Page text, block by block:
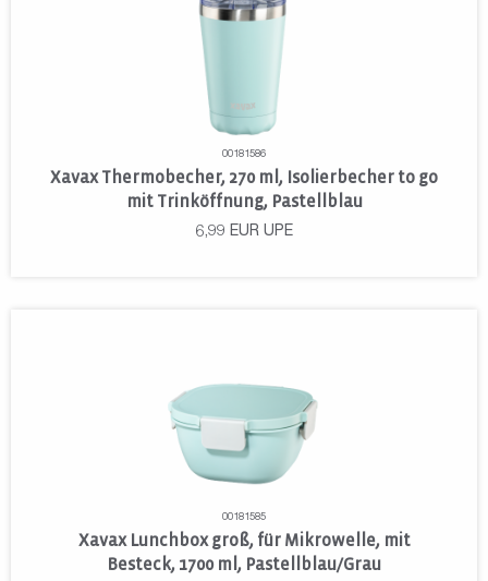
00181586
Xavax Thermobecher, 270 ml, Isolierbecher to go
mit Trinköffnung, Pastellblau
6,99 EUR UPE
00181585
Xavax Lunchbox groß, für Mikrowelle, mit
Besteck, 1700 ml, Pastellblau/Grau